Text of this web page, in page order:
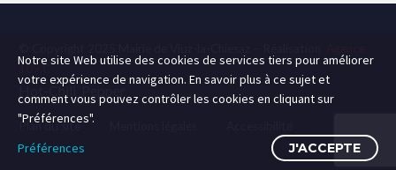
109.C
Hot-Chili_Pepper
Plan du site
Notre site Web utilise des cookies de services tiers pour améliorer
votre expérience de navigation. En savoir plus à ce sujet et
comment vous pouvez contrôler les cookies en cliquant sur
"Préférences".
Préférences
J'ACCEPTE